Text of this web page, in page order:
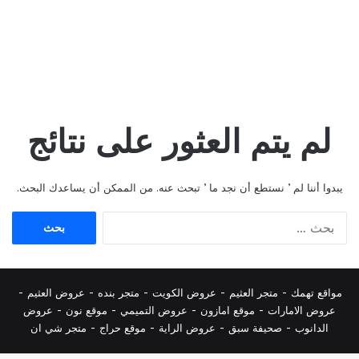
لم يتم العثور على نتائج
يبدوا أننا لم ’ نستطع أن نجد ما ’ تبحث عنه. من الممكن أن يساعدك البحث.
مواقع تهمك - متجر العثيم - عروض الكويت - متجر بنده - عروض العثيم -
عروض الامارات - موقع امازون - عروض التميمي - موقع نون - عروض
الدانوب - صحيفة سبق - عروض الراية - موقع حراج - متجر شي ان